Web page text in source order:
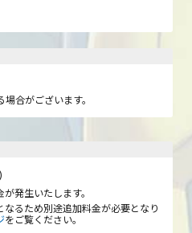
合がございます。
発生いたします。
るため別途追加料金が必要となり
をご覧ください。